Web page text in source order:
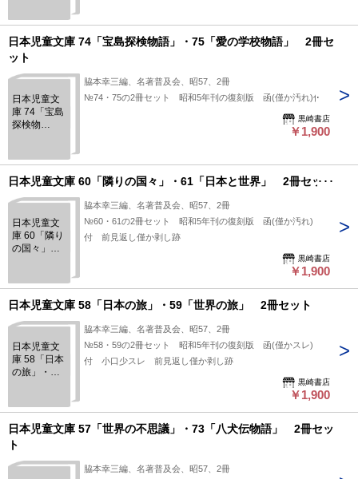
日本児童文庫 74「宝島探検物語」・75「愛の学校物語」 2冊セ
ット
日本児童文
庫 74「宝島
探検物
校物語」 2
冊セット
脇本幸三編、名著普及会、昭57、2冊
№74・75の2冊セット 昭和5年刊の復刻版 函(僅か汚れ)付
黒崎書店
￥1,900
日本児童文庫 60「隣りの国々」・61「日本と世界」 2冊セット
日本児童文
庫 60「隣り
の国々」・
セット
脇本幸三編、名著普及会、昭57、2冊
№60・61の2冊セット 昭和5年刊の復刻版 函(僅か汚れ)
付 前見返し僅か剥し跡
黒崎書店
￥1,900
日本児童文庫 58「日本の旅」・59「世界の旅」 2冊セット
日本児童文
庫 58「日本
の旅」・
ット
脇本幸三編、名著普及会、昭57、2冊
№58・59の2冊セット 昭和5年刊の復刻版 函(僅かスレ)
付 小口少スレ 前見返し僅か剥し跡
黒崎書店
￥1,900
日本児童文庫 57「世界の不思議」・73「八犬伝物語」 2冊セッ
ト
脇本幸三編、名著普及会、昭57、2冊